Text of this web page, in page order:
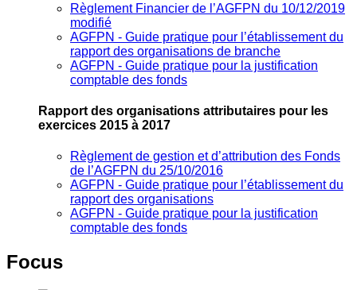
Règlement Financier de l’AGFPN du 10/12/2019
modifié
AGFPN ‐ Guide pratique pour l’établissement du
rapport des organisations de branche
AGFPN ‐ Guide pratique pour la justification
comptable des fonds
Rapport des organisations attributaires pour les
exercices 2015 à 2017
Règlement de gestion et d’attribution des Fonds
de l’AGFPN du 25/10/2016
AGFPN ‐ Guide pratique pour l’établissement du
rapport des organisations
AGFPN ‐ Guide pratique pour la justification
comptable des fonds
Focus